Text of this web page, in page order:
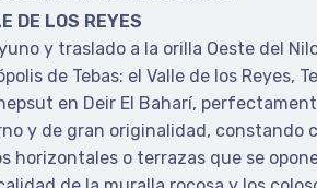
DE LOS REYES
y traslado a la orilla Oeste del
de Tebas: el Valle de los Reyes,
en Deir El Baharí,
y de gran originalidad, constando
horizontales o terrazas que se